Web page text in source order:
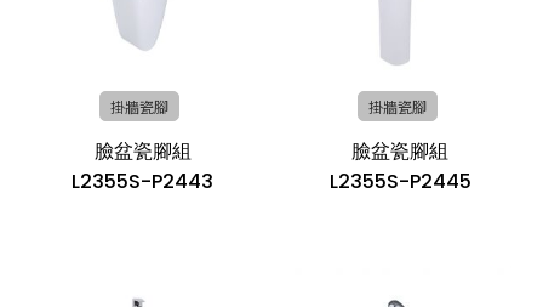
掛牆瓷腳
臉盆瓷腳組
L2355S-P2443
掛牆瓷腳
臉盆瓷腳組
L2355S-P2445